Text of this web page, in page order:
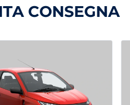
CONSEGNA